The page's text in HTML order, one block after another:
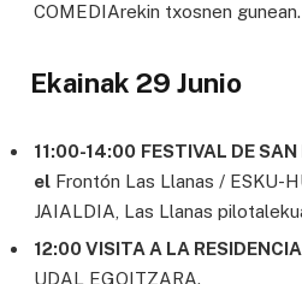
COMEDIArekin txosnen gunean.
Ekainak 29 Junio
11:00-14:00 FESTIVAL DE
el Frontón Las Llanas / ESKU-
JAIALDIA, Las Llanas
12:00 VISITA A LA
UDAL EGOITZARA.